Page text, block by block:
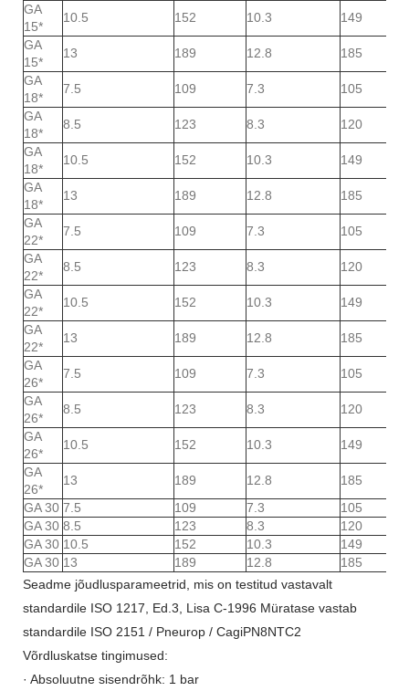
GA
15*
10.5 152 10.3
149
GA
15*
13 189 12.8
185
GA
18*
7.5 109 7.3
105
GA
18*
8.5 123 8.3
120
GA
18*
10.5 152 10.3
149
GA
18*
13 189 12.8
185
GA
22*
7.5 109 7.3
105
GA
22*
8.5 123 8.3
120
GA
22*
10.5 152 10.3
149
GA
22*
13 189 12.8
185
GA
26*
7.5 109 7.3
105
GA
26*
8.5 123 8.3
120
GA
26*
10.5 152 10.3
149
GA
26*
13 189 12.8
185
GA 30 7.5 109 7.3
105
GA 30 8.5 123 8.3
120
GA 30 10.5 152 10.3
149
GA 30 13 189 12.8
185
Seadme jõudlusparameetrid, mis on testitud vastavalt
standardile ISO 1217, Ed.3, Lisa C-1996 Müratase vastab
standardile ISO 2151 / Pneurop / CagiPN8NTC2
Võrdluskatse tingimused:
· Absoluutne sisendrõhk: 1 bar